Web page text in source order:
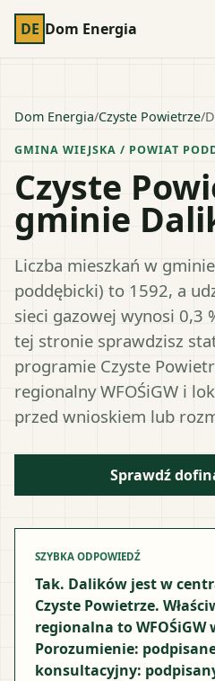
DE Dom Energia
Dom Energia/Czyste Powietrze/
GMINA WIEJSKA / POWIAT
Czyste
gminie
Liczba mieszkań w
poddębicki) to 1592, a
sieci gazowej wynosi 0,3
tej stronie sprawdzisz
programie Czyste
regionalny WFOŚiGW i
przed wnioskiem lub
Sprawdź
SZYBKA ODPOWIEDŹ
Tak. Dalików jest w
Czyste Powietrze.
regionalna to WFOŚiGW
Porozumienie:
konsultacyjny: